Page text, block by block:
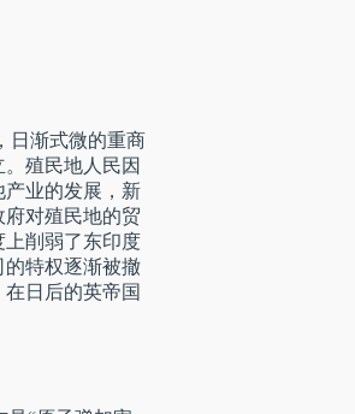
日渐式微的重商
殖民地人民因
业的发展，新
对殖民地的贸
削弱了东印度
的特权逐渐被撤
日后的英帝国